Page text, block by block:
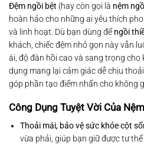
Đệm ngồi bệt (hay còn gọi là nệm
hoàn hảo cho những ai yêu thích
và linh hoạt. Dù bạn dùng đểngồi
khách, chiếc đệm nhỏ gọn này vẫn
ái, độ đàn hồi cao và sang trọng
dụng mang lại cảm giác dễ chịu
góp phần tạo điểm nhấn cho không
Công Dụng Tuyệt Vời Của
Thoải mái, bảo vệ sức khỏe cột
vừa phải, giúp bạn giữ được tư